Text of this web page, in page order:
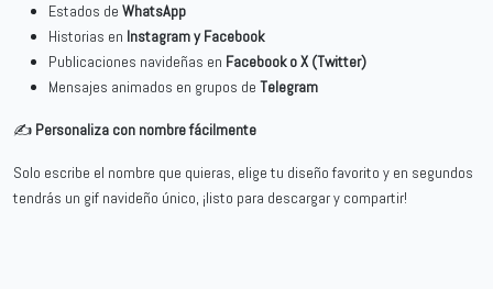
Estados de WhatsApp
Historias en Instagram y Facebook
Publicaciones navideñas en Facebook o X (Twitter)
Mensajes animados en grupos de Telegram
✍️ Personaliza con nombre fácilmente
Solo escribe el nombre que quieras, elige tu diseño favorito y en segundos
tendrás un gif navideño único, ¡listo para descargar y compartir!